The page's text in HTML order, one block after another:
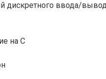
дискретного ввода/
на С